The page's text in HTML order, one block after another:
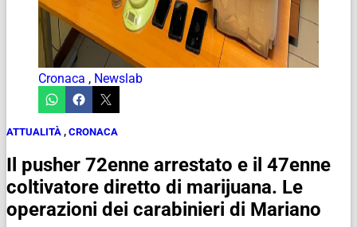
Cronaca , Newslab
ATTUALITÀ , CRONACA
Il pusher 72enne arrestato e il 47enne
coltivatore diretto di marijuana. Le
operazioni dei carabinieri di Mariano